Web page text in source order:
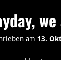
am13.